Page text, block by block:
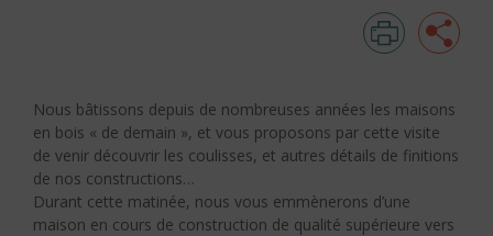
Nous bâtissons depuis de nombreuses années les maisons
en bois « de demain », et vous proposons par cette visite
de venir découvrir les coulisses, et autres détails de finitions
de nos constructions…
Durant cette matinée, nous vous emmènerons d’une
maison en cours de construction de qualité supérieure vers